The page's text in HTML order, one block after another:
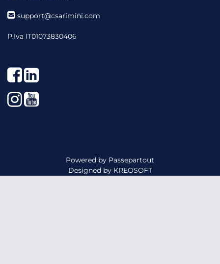
support@csarimini.com
P.Iva IT01073830406
Facebook
LinkedIn
Instagram
YouTube
Powered by Passepartout
Designed by KREOSOFT